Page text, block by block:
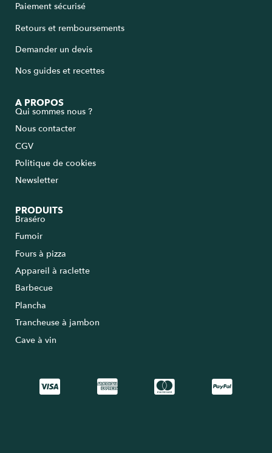
Paiement sécurisé
Retours et remboursements
Demander un devis
Nos guides et recettes
A PROPOS
Qui sommes nous ?
Nous contacter
CGV
Politique de cookies
Newsletter
PRODUITS
Braséro
Fumoir
Fours à pizza
Appareil à raclette
Barbecue
Plancha
Trancheuse à jambon
Cave à vin